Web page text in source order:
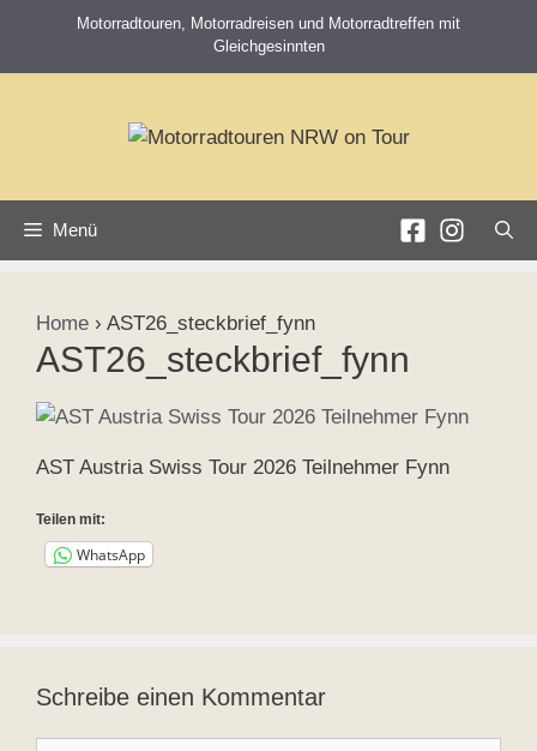
springen
Motorradtouren, Motorradreisen und Motorradtreffen mit
Gleichgesinnten
Menü
Home › AST26_steckbrief_fynn
AST26_steckbrief_fynn
AST Austria Swiss Tour 2026 Teilnehmer Fynn
Teilen mit:
WhatsApp
Schreibe einen Kommentar